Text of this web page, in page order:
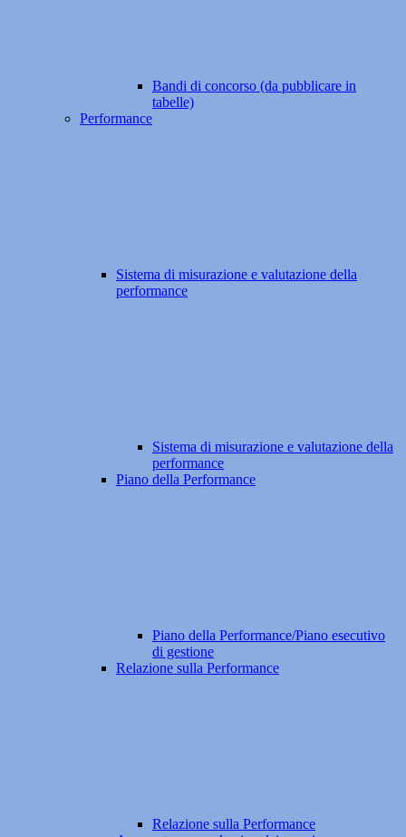
Bandi di concorso (da pubblicare in
tabelle)
Performance
Sistema di misurazione e valutazione della
performance
Sistema di misurazione e valutazione della
performance
Piano della Performance
Piano della Performance/Piano esecutivo
di gestione
Relazione sulla Performance
Relazione sulla Performance